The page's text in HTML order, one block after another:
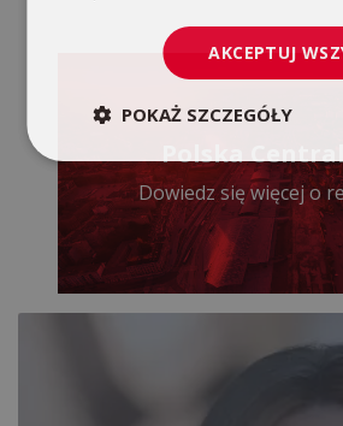
Polska
Dowiedz się więcej o
AKCEPTUJ
POKAŻ SZCZEGÓŁY